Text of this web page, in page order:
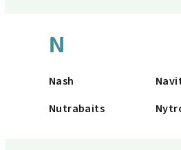
N
Nash
Nutrabaits